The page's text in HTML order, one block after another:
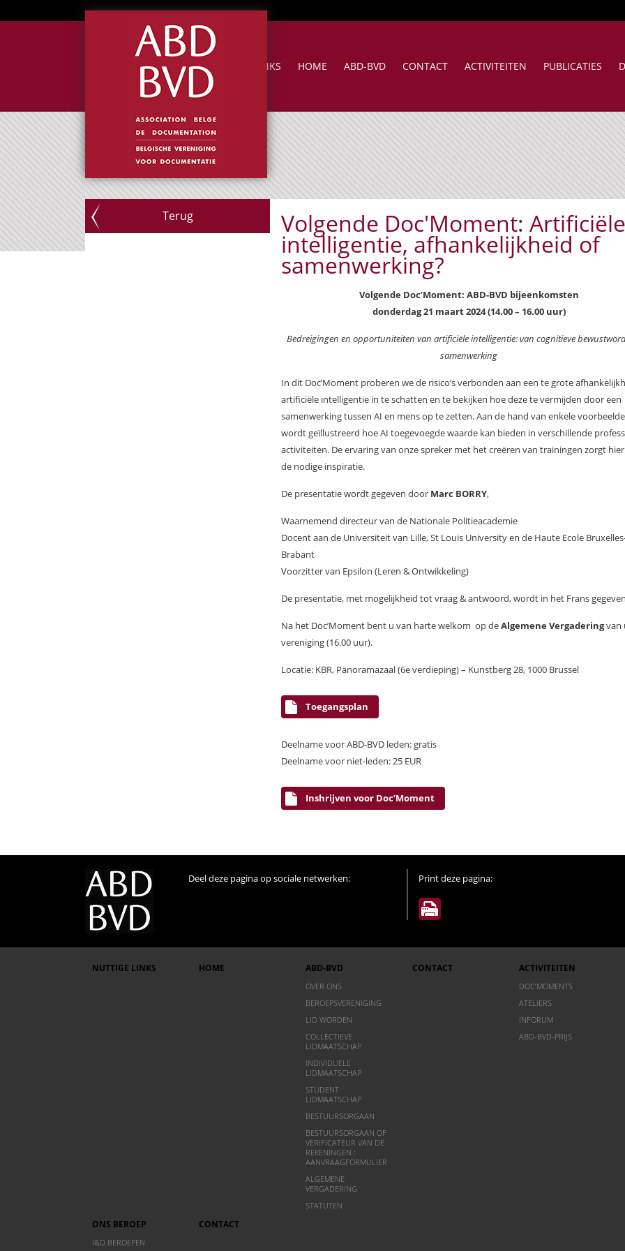
NUTTIGE LINKS HOME ABD-BVD CONTACT ACTIVITEITEN PUBLICATIES
Terug Volgende Doc'Moment: Artificiële
intelligentie, afhankelijkheid of
samenwerking?
Volgende Doc’Moment: ABD-BVD bijeenkomsten
donderdag 21 maart 2024 (14.00 – 16.00 uur)
Bedreigingen en opportuniteiten van artificiële intelligentie: van cognitieve
samenwerking
In dit Doc’Moment proberen we de risico’s verbonden aan een te grote
artificiële intelligentie in te schatten en te bekijken hoe deze te vermijden door een
samenwerking tussen AI en mens op te zetten. Aan de hand van enkele
wordt geïllustreerd hoe AI toegevoegde waarde kan bieden in verschillende
activiteiten. De ervaring van onze spreker met het creëren van trainingen zorgt
de nodige inspiratie.
De presentatie wordt gegeven door Marc BORRY,
Waarnemend directeur van de Nationale Politieacademie
Docent aan de Universiteit van Lille, St Louis University en de Haute Ecole
Brabant
Voorzitter van Epsilon (Leren & Ontwikkeling)
De presentatie, met mogelijkheid tot vraag & antwoord, wordt in het Frans
Na het Doc’Moment bent u van harte welkom op deAlgemene Vergaderingvan
vereniging (16.00 uur).
Locatie: KBR, Panoramazaal (6e verdieping) – Kunstberg 28, 1000 Brussel
Toegangsplan
Deelname voor ABD-BVD leden: gratis
Deelname voor niet-leden: 25 EUR
Inshrijven voor Doc’Moment
Deel deze pagina op sociale netwerken: Print deze pagina:
NUTTIGE LINKS HOME ABD-BVD
OVER ONS
BEROEPSVERENIGING
LID WORDEN
COLLECTIEVE
LIDMAATSCHAP
INDIVIDUELE
LIDMAATSCHAP
STUDENT
LIDMAATSCHAP
BESTUURSORGAAN
BESTUURSORGAAN OF
VERIFICATEUR VAN DE
REKENINGEN :
AANVRAAGFORMULIER
ALGEMENE
VERGADERING
STATUTEN
CONTACT ACTIVITEITEN
DOC’MOMENTS
ATELIERS
INFORUM
ABD-BVD-PRIJS
ONS BEROEP
I&D BEROEPEN
CONTACT